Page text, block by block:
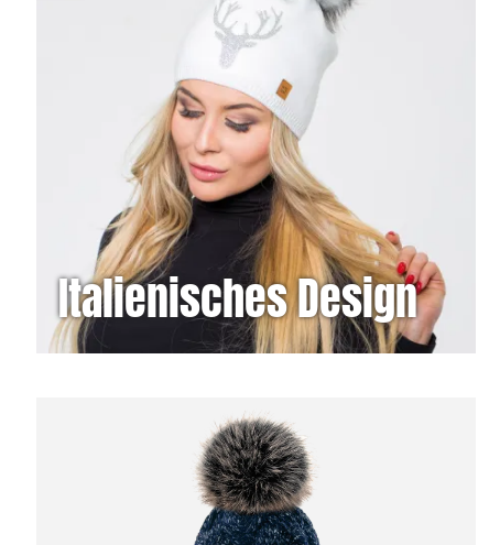
Italienisches Design